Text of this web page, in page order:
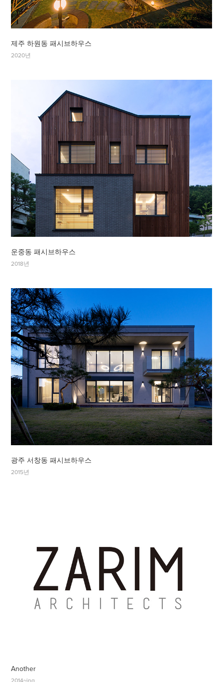
제주 하원동 패시브하우스
2020년
운중동 패시브하우스
2018년
광주 서창동 패시브하우스
2015년
Another
2014~ing